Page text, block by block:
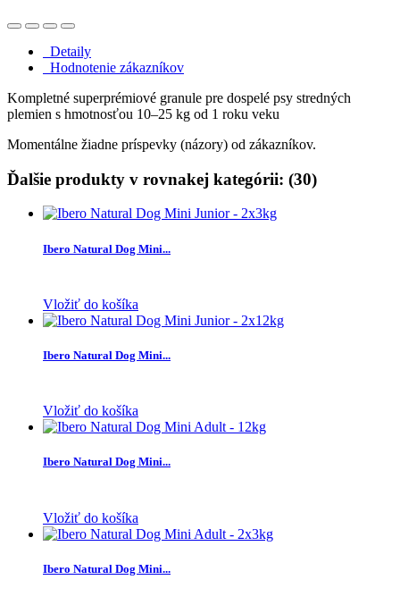
Detaily
Hodnotenie zákazníkov
Kompletné superprémiové granule pre dospelé psy stredných
plemien s hmotnosťou 10–25 kg od 1 roku veku
Momentálne žiadne príspevky (názory) od zákazníkov.
Ďalšie produkty v rovnakej kategórii: (30)
Ibero Natural Dog Mini...
Vložiť do košíka
Ibero Natural Dog Mini...
Vložiť do košíka
Ibero Natural Dog Mini...
Vložiť do košíka
Ibero Natural Dog Mini...